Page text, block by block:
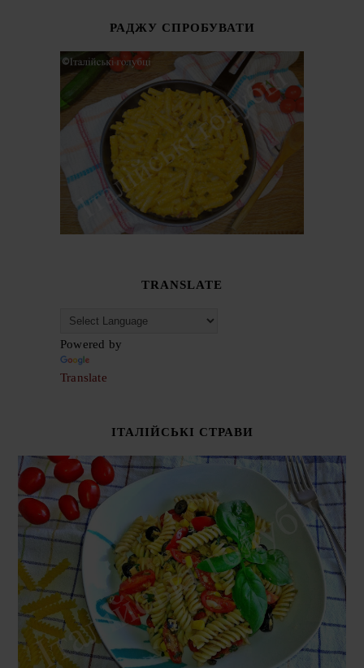
РАДЖУ СПРОБУВАТИ
TRANSLATE
Powered by
Translate
ІТАЛІЙСЬКІ СТРАВИ